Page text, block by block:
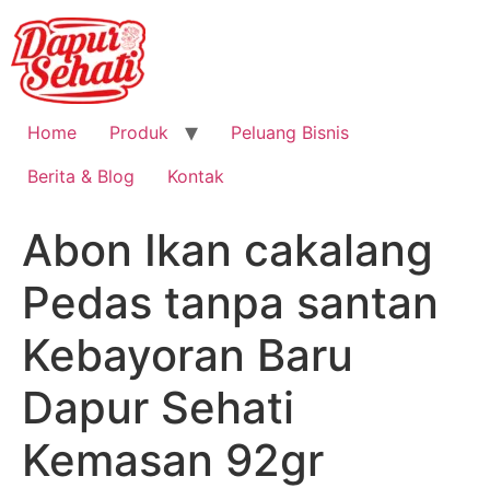
Home Produk
Peluang Bisnis
Berita & Blog
Kontak
Abon Ikan cakalang
Pedas tanpa santan
Kebayoran Baru
Dapur Sehati
Kemasan 92gr